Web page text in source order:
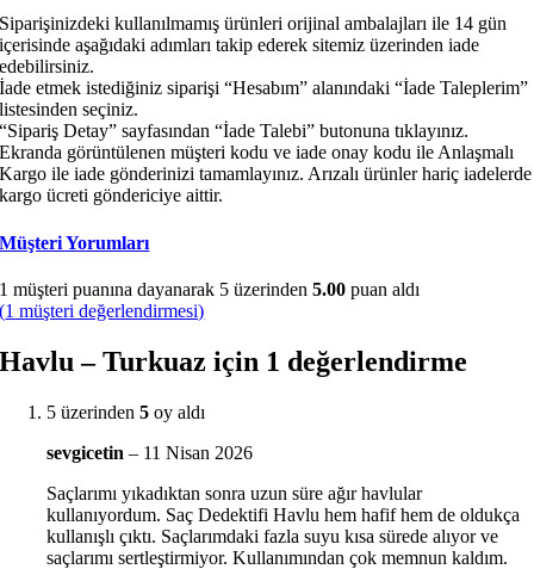
Siparişinizdeki kullanılmamış ürünleri orijinal ambalajları ile 14 gün
içerisinde aşağıdaki adımları takip ederek sitemiz üzerinden iade
edebilirsiniz.
İade etmek istediğiniz siparişi “Hesabım” alanındaki “İade Taleplerim”
listesinden seçiniz.
“Sipariş Detay” sayfasından “İade Talebi” butonuna tıklayınız.
Ekranda görüntülenen müşteri kodu ve iade onay kodu ile Anlaşmalı
Kargo ile iade gönderinizi tamamlayınız. Arızalı ürünler hariç iadelerde
kargo ücreti göndericiye aittir.
Müşteri Yorumları
1 müşteri puanına dayanarak 5 üzerinden5.00 puan aldı
(1 müşteri değerlendirmesi)
Havlu – Turkuaz için 1 değerlendirme
5 üzerinden5 oy aldı
sevgicetin– 11 Nisan 2026
Saçlarımı yıkadıktan sonra uzun süre ağır havlular
kullanıyordum. Saç Dedektifi Havlu hem hafif hem de oldukça
kullanışlı çıktı. Saçlarımdaki fazla suyu kısa sürede alıyor ve
saçlarımı sertleştirmiyor. Kullanımından çok memnun kaldım.